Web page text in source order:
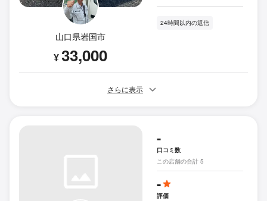
山口県岩国市
¥33,000
24時間以内の返信
さらに表示
-
口コミ数
この店舗の合計 5
-
評価